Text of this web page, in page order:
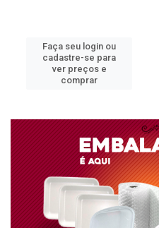
Faça seu login ou
cadastre-se para
ver preços e
comprar